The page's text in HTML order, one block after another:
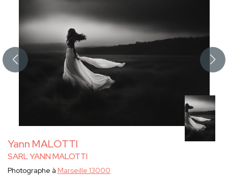
Yann MALOTTI
SARL YANN MALOTTI
Photographe à Marseille 13000